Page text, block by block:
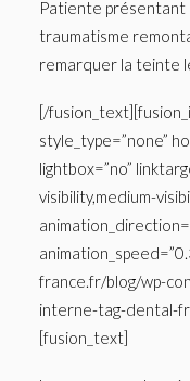
Patiente présentant
traumatisme
remarquer la teinte
[/
style_type=”none”
lightbox=”no”
visibility,medium-
france.fr/blog/wp-
interne-tag-dental-
[fusion_text]